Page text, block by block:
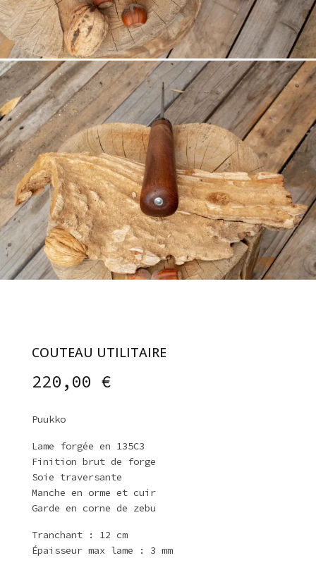
COUTEAU UTILITAIRE
220,00 €
Puukko
Lame forgée en 135C3
Finition brut de forge
Soie traversante
Manche en orme et cuir
Garde en corne de zebu
Tranchant : 12 cm
Épaisseur max lame : 3 mm